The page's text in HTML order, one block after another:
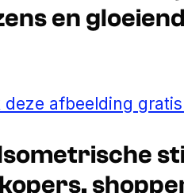
en
deze afbeelding